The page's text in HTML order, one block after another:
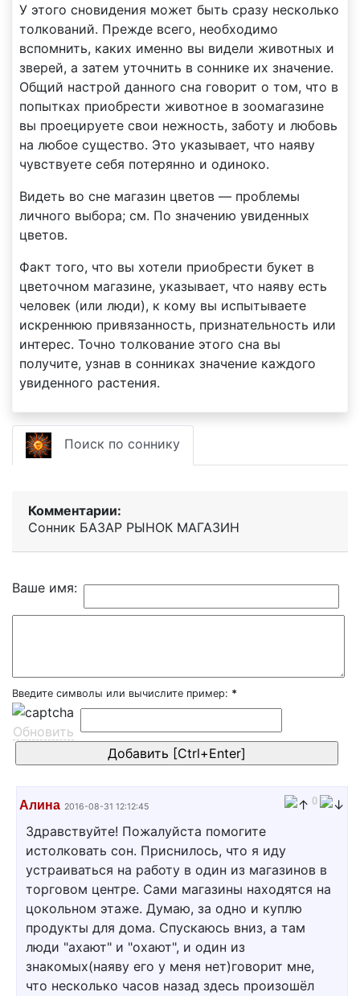
У этого сновидения может быть сразу несколько
толкований. Прежде всего, необходимо
вспомнить, каких именно вы видели животных и
зверей, а затем уточнить в соннике их значение.
Общий настрой данного сна говорит о том, что в
попытках приобрести животное в зоомагазине
вы проецируете свои нежность, заботу и любовь
на любое существо. Это указывает, что наяву
чувствуете себя потерянно и одиноко.
Видеть во сне магазин цветов — проблемы
личного выбора; см. По значению увиденных
цветов.
Факт того, что вы хотели приобрести букет в
цветочном магазине, указывает, что наяву есть
человек (или люди), к кому вы испытываете
искреннюю привязанность, признательность или
интерес. Точно толкование этого сна вы
получите, узнав в сонниках значение каждого
увиденного растения.
Поиск по соннику
Комментарии:
Сонник БАЗАР РЫНОК МАГАЗИН
Ваше имя:
Введите символы или вычислите пример: *
Обновить
Алина 2016-08-31 12:12:45 0
Здравствуйте! Пожалуйста помогите
истолковать сон. Приснилось, что я иду
устраиваться на работу в один из магазинов в
торговом центре. Сами магазины находятся на
цокольном этаже. Думаю, за одно и куплю
продукты для дома. Спускаюсь вниз, а там
люди "ахают" и "охают", и один из
знакомых(наяву его у меня нет)говорит мне,
что несколько часов назад здесь произошёл